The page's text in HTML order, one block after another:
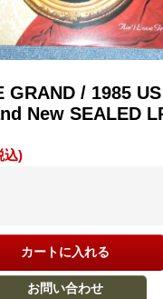
GRAND / 1985
New SEALED
込)